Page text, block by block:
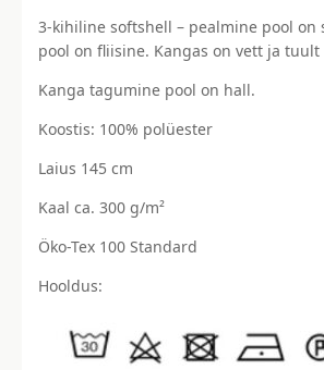
3-kihiline softshell – pealmine pool on
pool on fliisine. Kangas on vett ja tuult
Kanga tagumine pool on hall.
Koostis: 100% polüester
Laius 145 cm
Kaal ca. 300 g/m²
Öko-Tex 100 Standard
Hooldus: